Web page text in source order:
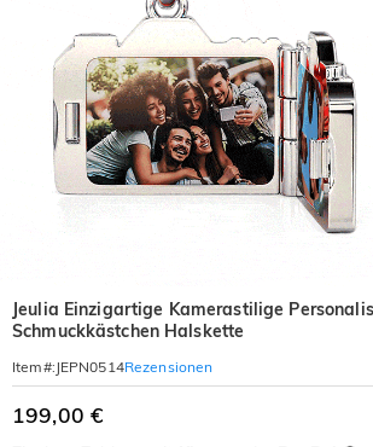
Jeulia Einzigartige Kamerastilige
Schmuckkästchen Halskette
Item#: JEPN0514Rezensionen
199,00 €